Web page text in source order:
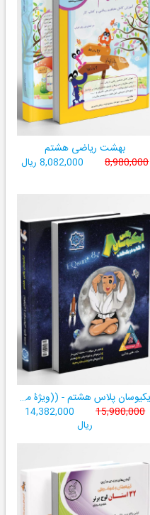
بهشت ریاضی هشتم
8,980,000 8,082,000 ریال
ایکیوسان پلاس هشتم - ((ویژۀ مدارس نمونه دولتی، تیزهوشان و سمپاد+ فیلم‌های آموزشی+سامانۀ آزمون‌ساز رایگان))
15,980,000
14,382,000
ریال